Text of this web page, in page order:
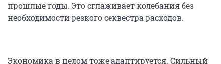
прошлые годы. Это сглаживает колебания без
необходимости резкого секвестра расходов.
Экономика в целом тоже адаптируется. Сильный